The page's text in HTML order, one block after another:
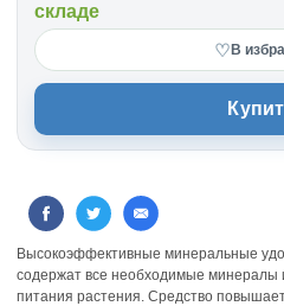
складе
♡ В
Высокоэффективные минеральные
содержат все необходимые минералы
питания растения. Средство